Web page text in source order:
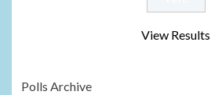
View Results
Polls Archive